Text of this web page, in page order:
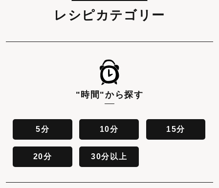
レシピカテゴリー
"時間"から探す
5分 10分 15分
20分 30分以上